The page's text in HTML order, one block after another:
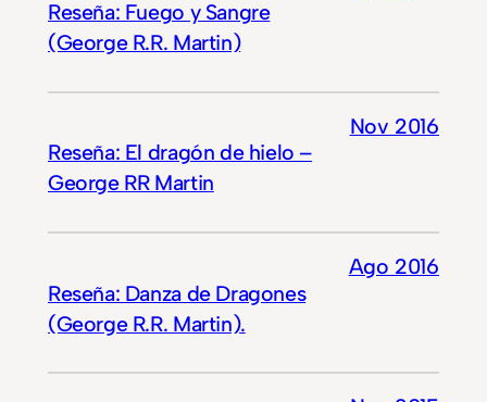
Reseña: Fuego y Sangre
(George R.R. Martin)
Reseña: El dragón de hielo –
George RR Martin
Nov 2016
Reseña: Danza de Dragones
(George R.R. Martin).
Ago 2016